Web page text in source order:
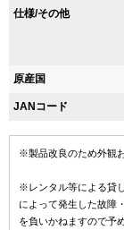
仕様/その他
原産国
JANコード
※製品改良のため外観
※レンタル等による貸
によって発生した故障
を負いかねますので予